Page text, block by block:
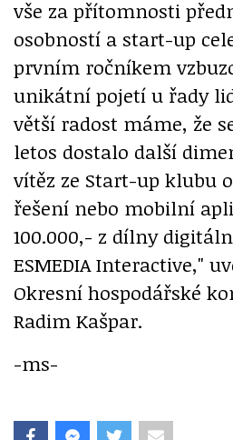
vše za přítomnosti
osobností a start-up
prvním ročníkem
unikátní pojetí u řady
větší radost máme, že
letos dostalo další
vítěz ze Start-up klubu
řešení nebo mobilní
100.000,- z dílny
ESMEDIA Interactive,"
Okresní hospodářské
Radim Kašpar.
-ms-